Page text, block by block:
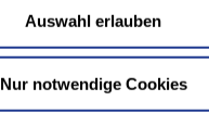
Auswahl erlauben
Nur notwendige Cookies